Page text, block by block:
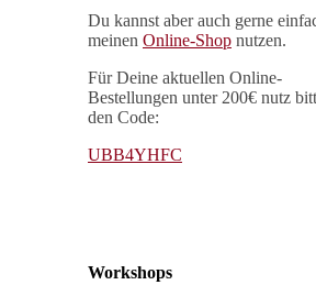
Du kannst aber auch gerne
meinen Online-Shop nutzen.
Für Deine aktuellen Online-
Bestellungen unter 200€ nutz
den Code:
UBB4YHFC
Workshops